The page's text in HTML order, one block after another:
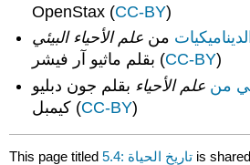
OpenStax (CC-BY)
من علم الأحياء البيئي
بقلم ماثيو آر فيشر (CC-BY)
من علم الأحياء بقلم جون دبليو
كيمبل (CC-BY)
This page titled 5.4: تاريخ الحياة is